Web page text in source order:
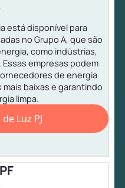
está disponível para
no Grupo A, que são
como indústrias,
empresas podem
de energia
baixas e garantindo
limpa.
Luz PJ